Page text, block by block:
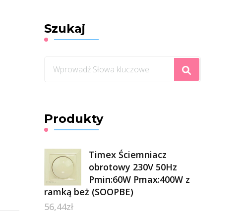
Szukaj
Szukasz
Produkty
Timex Ściemniacz
obrotowy 230V 50Hz
Pmin:60W Pmax:400W z
ramką beż (SOOPBE)
56,44zł